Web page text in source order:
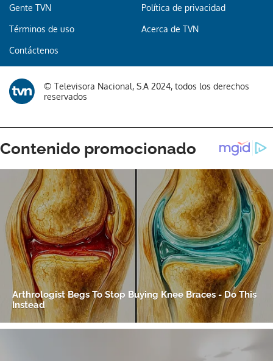
Gente TVN Política de privacidad
Términos de uso Acerca de TVN
Contáctenos
© Televisora Nacional, S.A 2024, todos los derechos
reservados